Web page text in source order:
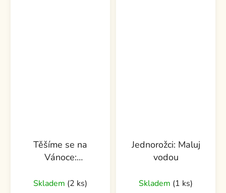
Těšíme se na
Vánoce:
Skladem (2 ks)
Jednorožci: Maluj
vodou
Skladem (1 ks)